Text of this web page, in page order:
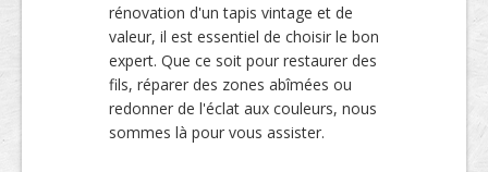
rénovation d'un tapis vintage et de
valeur, il est essentiel de choisir le bon
expert. Que ce soit pour restaurer des
fils, réparer des zones abîmées ou
redonner de l'éclat aux couleurs, nous
sommes là pour vous assister.